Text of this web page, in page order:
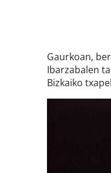
Gaurkoan,
Ibarzabalen
Bizkaiko